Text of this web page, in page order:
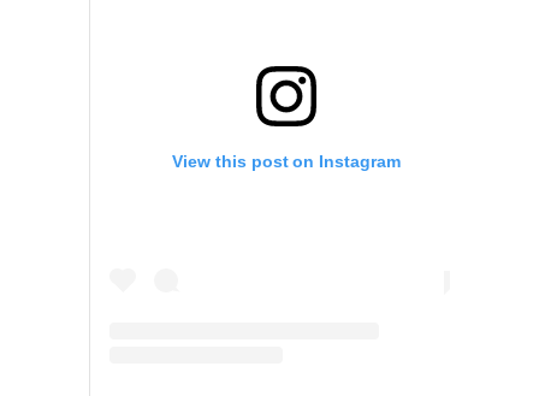
View this post on Instagram